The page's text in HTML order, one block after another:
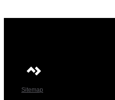
Sitemap